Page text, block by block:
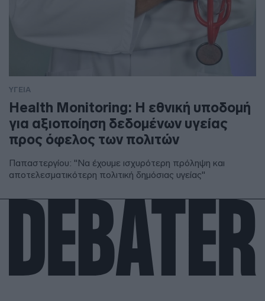
ΥΓΕΙΑ
Health Monitoring: Η εθνική υποδομή
για αξιοποίηση δεδομένων υγείας
προς όφελος των πολιτών
Παπαστεργίου: "Να έχουμε ισχυρότερη πρόληψη και
αποτελεσματικότερη πολιτική δημόσιας υγείας"